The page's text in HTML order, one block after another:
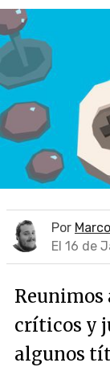
Por
El 16 de
Reunimos
críticos y
algunos